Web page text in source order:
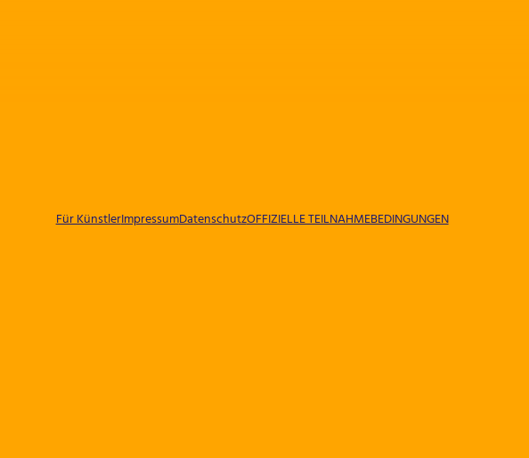
Für KünstlerImpressumDatenschutzOFFIZIELLE TEILNAHMEBEDINGUNGEN